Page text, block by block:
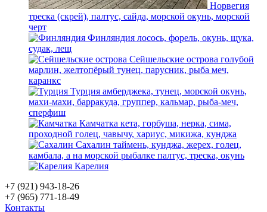
Норвегия
треска (скрей), палтус, сайда, морской окунь, морской
черт
Финляндия лосось, форель, окунь, щука,
судак, лещ
Сейшельские острова голубой
марлин, желтопёрый тунец, парусник, рыба меч,
каранкс
Турция амберджека, тунец, морской окунь,
махи-махи, барракуда, группер, кальмар, рыба-меч,
сперфиш
Камчатка кета, горбуша, нерка, сима,
проходной голец, чавычу, хариус, микижа, кунджа
Сахалин таймень, кунджа, жерех, голец,
камбала, а на морской рыбалке палтус, треска, окунь
Карелия
+7 (921) 943-18-26
+7 (965) 771-18-49
Контакты